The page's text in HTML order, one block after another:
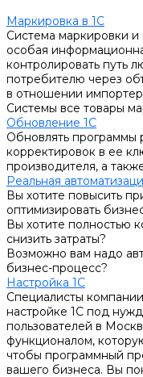
Маркировка в 1С
Система маркировки
особая
контролировать путь
потребителю через
в отношении
Системы все товары
Обновление 1С
Обновлять программы
корректировок в ее
производителя, а
Реальная
Вы хотите повысить
оптимизировать
Вы хотите полностью
снизить затраты?
Возможно вам надо
бизнес-процесс?
Настройка 1С
Специалисты
настройке 1С под
пользователей в
функционалом,
чтобы программный
вашего бизнеса. Вы